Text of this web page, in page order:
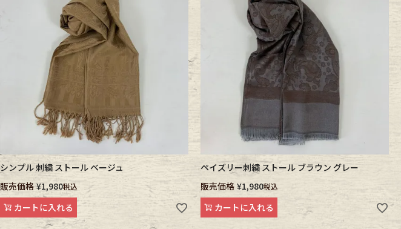
シンプル 刺繍 ストール ベージュ
販売価格 ¥1,980税込
カートに入れる
ペイズリー刺繍 ストール ブラウン グレー
販売価格 ¥1,980税込
カートに入れる